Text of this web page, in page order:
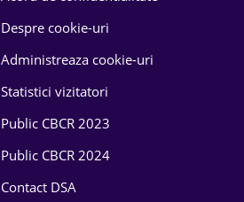
Despre cookie-uri
Administreaza cookie-uri
Statistici vizitatori
Public CBCR 2023
Public CBCR 2024
Contact DSA